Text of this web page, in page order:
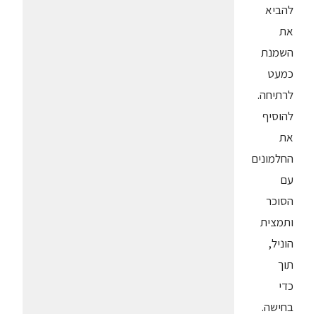
להביא
את
השמנת
כמעט
לרתיחה.
להוסיף
את
החלמונים
עם
הסוכר
ותמצית
הוניל,
תוך
כדי
בחישה.